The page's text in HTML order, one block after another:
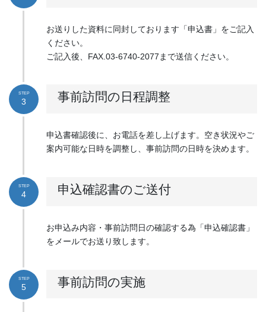
お送りした資料に同封しております「申込書」をご記入
ください。
ご記入後、FAX.03-6740-2077まで送信ください。
事前訪問の日程調整
申込書確認後に、お電話を差し上げます。空き状況やご
案内可能な日時を調整し、事前訪問の日時を決めます。
STEP
3
申込確認書のご送付
お申込み内容・事前訪問日の確認する為「申込確認書」
をメールでお送り致します。
STEP
4
事前訪問の実施
STEP
5